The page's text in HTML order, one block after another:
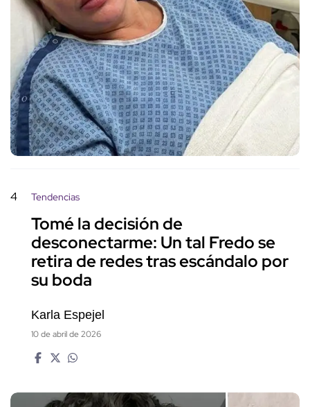
4 Tendencias
Tomé la decisión de
desconectarme: Un tal Fredo se
retira de redes tras escándalo por
su boda
Karla Espejel
10 de abril de 2026